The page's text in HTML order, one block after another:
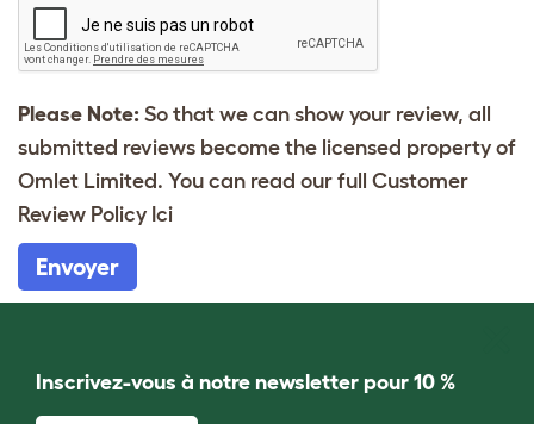
Please Note: So that we can show your review, all
submitted reviews become the licensed property of
Omlet Limited. You can read our full Customer
Review Policy Ici
Envoyer
Inscrivez-vous à notre newsletter pour 10 %